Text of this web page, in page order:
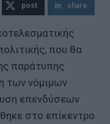
post share
που θα
παράτυπης
των νόμιμων
επενδύσεων
στο επίκεντρο